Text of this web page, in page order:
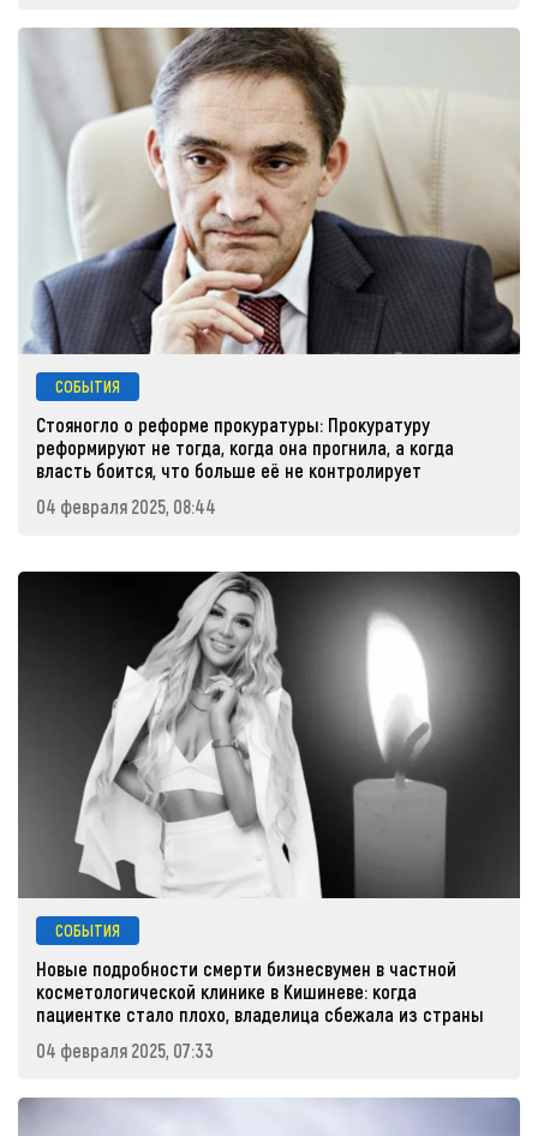
СОБЫТИЯ
Стояногло о реформе прокуратуры: Прокуратуру
реформируют не тогда, когда она прогнила, а когда
власть боится, что больше её не контролирует
04 февраля 2025, 08:44
СОБЫТИЯ
Новые подробности смерти бизнесвумен в частной
косметологической клинике в Кишиневе: когда
пациентке стало плохо, владелица сбежала из страны
04 февраля 2025, 07:33